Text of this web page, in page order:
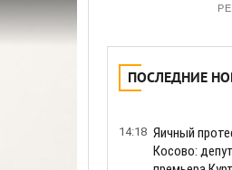
ПОСЛЕДНИЕ
14:18 Яичный
Косово: